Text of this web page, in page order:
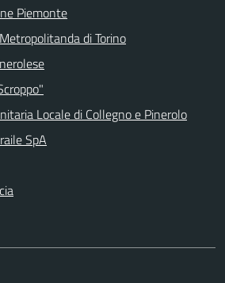
Piemonte
di Torino
Locale di Collegno e Pinerolo
SpA